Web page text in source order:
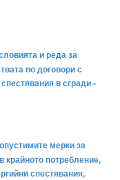
и реда за
по договори с
в сгради -
мерки за
крайното потребление,
спестявания,